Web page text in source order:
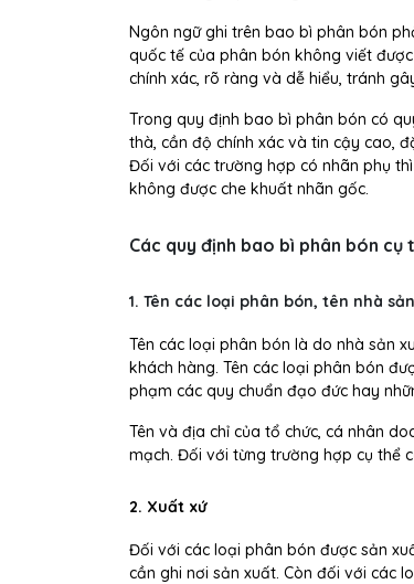
Ngôn ngữ ghi trên bao bì phân bón
quốc tế của phân bón không viết
chính xác, rõ ràng và dễ hiểu, tránh
Trong quy định bao bì phân bón có
thà, cần độ chính xác và tin cậy cao,
Đối với các trường hợp có nhãn phụ
không được che khuất nhãn gốc.
Các quy định bao bì phân bón cụ
1. Tên các loại phân bón, tên nhà
Tên các loại phân bón là do nhà sản
khách hàng. Tên các loại phân bón
phạm các quy chuẩn đạo đức hay
Tên và địa chỉ của tổ chức, cá nhân
mạch. Đối với từng trường hợp cụ thể
2. Xuất xứ
Đối với các loại phân bón được sản
cần ghi nơi sản xuất. Còn đối với các